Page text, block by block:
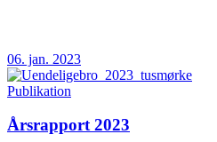
06. jan. 2023
Publikation
Årsrapport 2023